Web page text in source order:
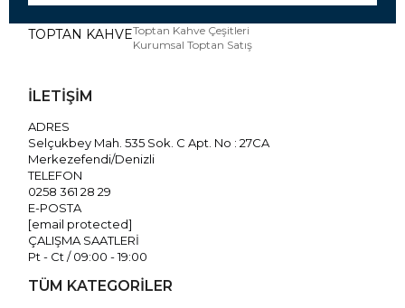
TOPTAN KAHVEToptan Kahve Çeşitleri
Kurumsal Toptan Satış
İLETİŞİM
ADRES
Selçukbey Mah. 535 Sok. C Apt. No : 27CA
Merkezefendi/Denizli
TELEFON
0258 361 28 29
E-POSTA
[email protected]
ÇALIŞMA SAATLERİ
Pt - Ct / 09:00 - 19:00
TÜM KATEGORİLER